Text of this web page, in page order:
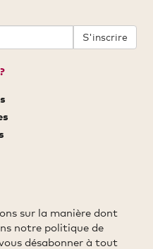
S'inscrire
sur la manière dont
notre politique de
désabonner à tout